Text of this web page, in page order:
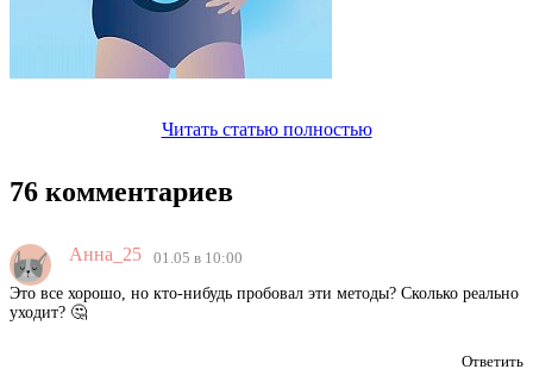
Читать статью полностью
76 комментариев
Анна_25 01.05 в 10:00
Это все хорошо, но кто-нибудь пробовал эти методы? Сколько реально
уходит? 🤔
Ответить